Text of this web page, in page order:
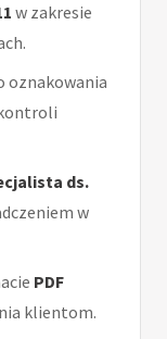
w zakresie
oznakowania
ds.
w
PDF
klientom.